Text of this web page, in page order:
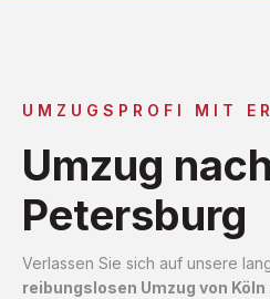
UMZUGSPROFI MIT
Umzug
Petersburg
Verlassen Sie sich auf unsere
reibungslosen Umzug von